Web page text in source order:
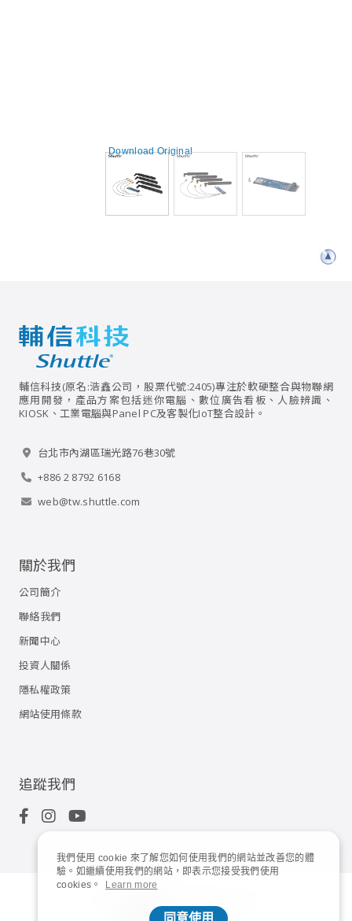
我們使用 cookie 來了解您如何使用我們的網站並改善您的體
驗。如繼續使用我們的網站，即表示您接受我們使用
cookies。
Learn more
同意使用
Download Original
輔信科技(原名:浩鑫公司，股票代號:2405)專注於軟硬整合與物聯網
應用開發，產品方案包括迷你電腦、數位廣告看板、人臉辨識、
KIOSK、工業電腦與Panel PC及客製化IoT整合設計。
台北市內湖區瑞光路76巷30號
+886 2 8792 6168
web@tw.shuttle.com
關於我們
公司簡介
聯絡我們
新聞中心
投資人關係
隱私權政策
網站使用條款
追蹤我們